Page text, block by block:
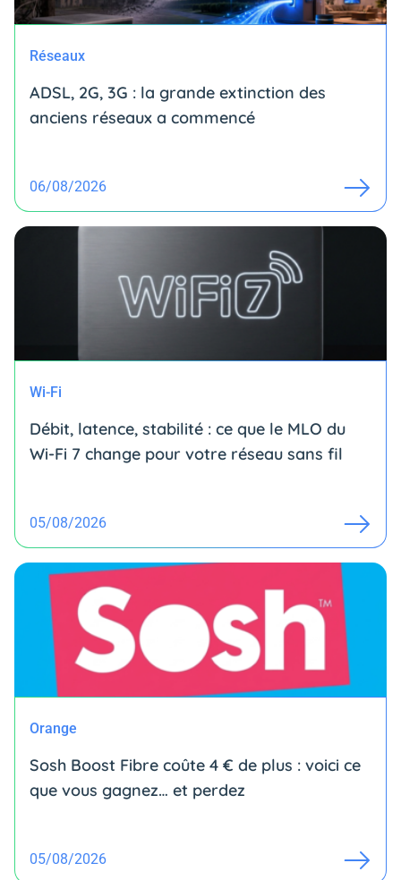
Réseaux
ADSL, 2G, 3G : la grande extinction des
anciens réseaux a commencé
06/08/2026
Wi-Fi
Débit, latence, stabilité : ce que le MLO du
Wi-Fi 7 change pour votre réseau sans fil
05/08/2026
Orange
Sosh Boost Fibre coûte 4 € de plus : voici ce
que vous gagnez… et perdez
05/08/2026